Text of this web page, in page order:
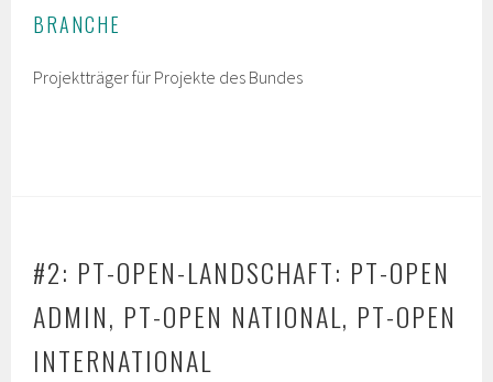
BRANCHE
Projektträger für Projekte des Bundes
#2: PT-OPEN-LANDSCHAFT: PT-OPEN
ADMIN, PT-OPEN NATIONAL, PT-OPEN
INTERNATIONAL